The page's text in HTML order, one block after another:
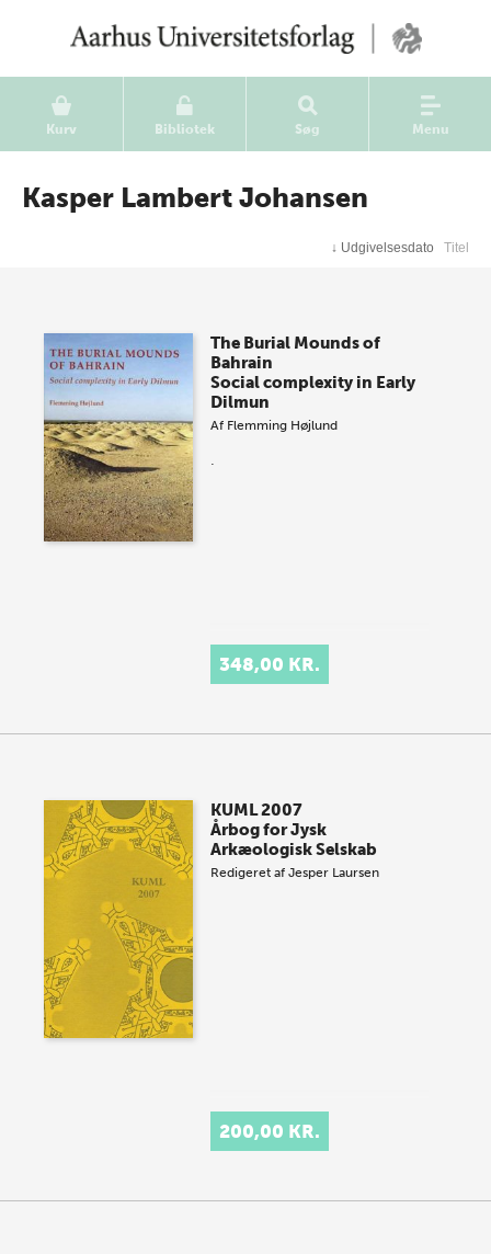
Kurv Bibliotek Søg Menu
Kasper Lambert Johansen
↓ Udgivelsesdato Titel
The Burial Mounds of
Bahrain
Social complexity in Early
Dilmun
Af Flemming Højlund
.
348,00 KR.
KUML 2007
Årbog for Jysk
Arkæologisk Selskab
Redigeret afJesper Laursen
200,00 KR.